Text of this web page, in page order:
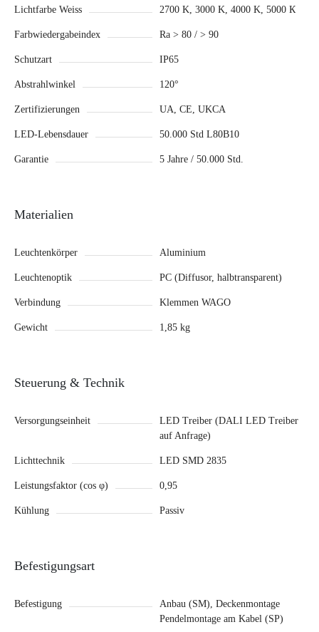
Lichtfarbe Weiss 2700 K, 3000 K, 4000 K, 5000 К
Farbwiedergabeindex Ra > 80 / > 90
Schutzart IP65
Abstrahlwinkel 120°
Zertifizierungen UA, CE, UKCA
LED-Lebensdauer 50.000 Std L80B10
Garantie 5 Jahre / 50.000 Std.
Materialien
Leuchtenkörper Aluminium
Leuchtenoptik PC (Diffusor, halbtransparent)
Verbindung Klemmen WAGO
Gewicht 1,85 kg
Steuerung & Technik
Versorgungseinheit
LED Treiber (DALI LED Treiber
auf Anfrage)
Lichttechnik LED SMD 2835
Leistungsfaktor (cos φ) 0,95
Kühlung Passiv
Befestigungsart
Befestigung
Anbau (SM), Deckenmontage
Pendelmontage am Kabel (SP)